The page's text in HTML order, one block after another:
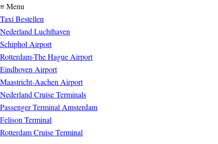
≡ Menu
Taxi Bestellen
Nederland Luchthaven
Schiphol Airport
Rotterdam-The Hague Airport
Eindhoven Airport
Maastricht-Aachen Airport
Nederland Cruise Terminals
Passenger Terminal Amsterdam
Felison Terminal
Rotterdam Cruise Terminal